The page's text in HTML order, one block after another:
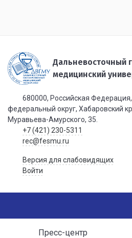
Дальневосточный
медицинский
680000, Российская
федеральный округ, Хабаровский
Муравьева-Амурского, 35.
+7 (421) 230-5311
rec@fesmu.ru
Версия для слабовидящих
Войти
Пресс-центр